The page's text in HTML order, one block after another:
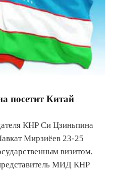
посетит Китай
КНР Си Цзиньпина
Мирзиёев 23-25
визитом,
МИД КНР